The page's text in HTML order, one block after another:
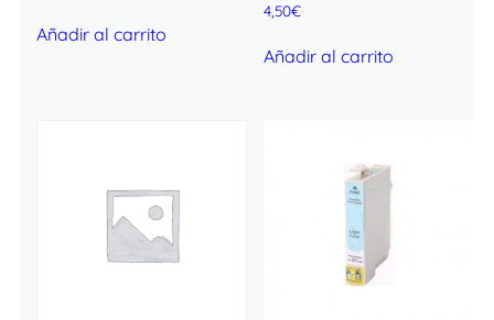
Añadir al carrito
4,50€
Añadir al carrito